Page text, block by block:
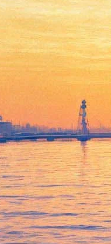
can be best
много, но
выбор
фильм ученицы